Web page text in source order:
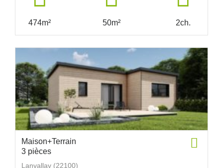
474m² 50m² 2ch.
Maison+Terrain
3 pièces
Lanvallay (22100)